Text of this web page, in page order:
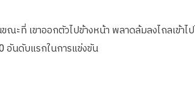
ะที่ เขาออกตัวไปข้างหน้า พลาดล้มลงไถลเข้าไ
อันดับแรกในการแข่งขัน